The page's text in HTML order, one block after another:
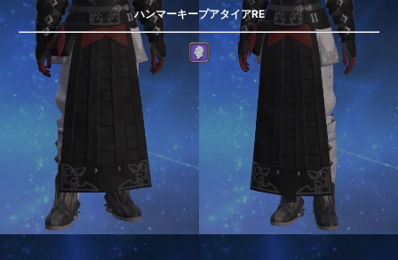
ハンマーキープアタイアRE